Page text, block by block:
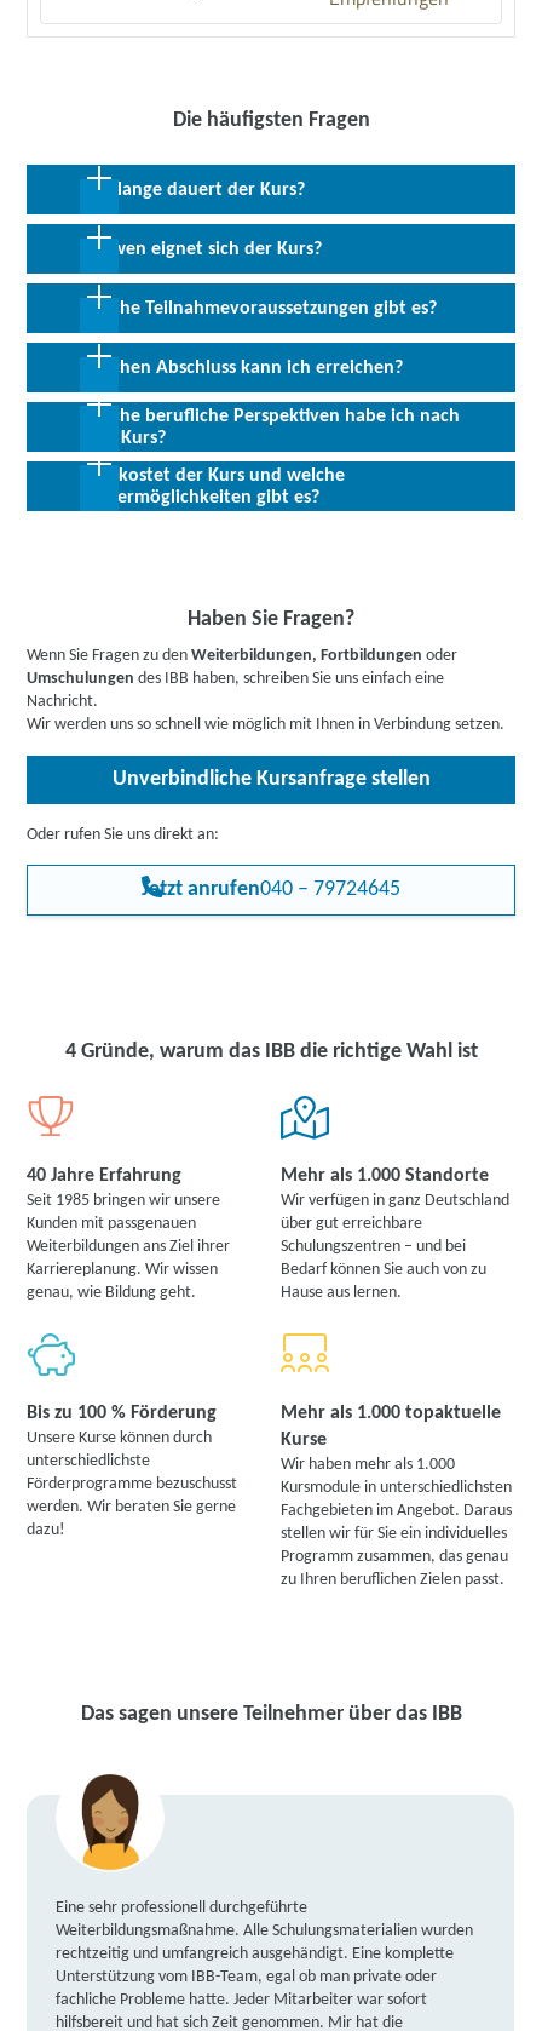
Die häufigsten Fragen
Wie lange dauert der Kurs?
1 Woche in Vollzeit; 2 Wochen in Teilzeit
Für wen eignet sich der Kurs?
Diese Weiterbildung ist für viele Zielgruppen aus allen
Berufsfeldern und Qualifikationen geeignet.
Welche Teilnahmevoraussetzungen gibt es?
Erforderlich sind PC-Grundlagen (PC-Bedienung und
Betriebssystem Microsoft® Windows) sowie Deutsch-
Grundkenntnisse (Niveau A2).
Allen Interessierten stehen wir in einem persönlichen Gespräch
zur Abklärung ihrer individuellen Teilnahmevoraussetzungen zur
Verfügung.
Welchen Abschluss kann ich erreichen?
Abschluss:Trägerinternes Zertifikat bzw.
Teilnahmebescheinigung
Welche berufliche Perspektiven habe ich nach
dem Kurs?
Nahezu jeder Büroarbeitsplatz ist mit einem PC ausgestattet.
Daher ist ein Grundverständnis für Internet-Browser zur
Was kostet der Kurs und welche
Fördermöglichkeiten gibt es?
hiergerne vorab über Förderprogramme,
Arbeitssuchende ,Berufstätige,Unternehmenoder
Rehabilitand:innen.
Haben Sie Fragen?
Wenn Sie Fragen zu denWeiterbildungen, Fortbildungen oder
Umschulungen des IBB haben, schreiben Sie uns einfach eine
Nachricht.
Wir werden uns so schnell wie möglich mit Ihnen in Verbindung setzen.
Unverbindliche Kursanfrage stellen
Oder rufen Sie uns direkt an:
Jetzt anrufen040 – 79724645
4 Gründe, warum das IBB die richtige Wahl ist
40 Jahre Erfahrung
Seit 1985 bringen wir unsere
Kunden mit passgenauen
Weiterbildungen ans Ziel ihrer
Karriereplanung. Wir wissen
genau, wie Bildung geht.
Mehr als 1.000 Standorte
Wir verfügen in ganz Deutschland
über gut erreichbare
Schulungszentren – und bei
Bedarf können Sie auch von zu
Hause aus lernen.
Bis zu 100 % Förderung
Unsere Kurse können durch
unterschiedlichste
Förderprogramme bezuschusst
werden. Wir beraten Sie gerne
dazu!
Mehr als 1.000 topaktuelle
Kurse
Wir haben mehr als 1.000
Kursmodule in unterschiedlichsten
Fachgebieten im Angebot. Daraus
stellen wir für Sie ein individuelles
Programm zusammen, das genau
zu Ihren beruflichen Zielen passt.
Das sagen unsere Teilnehmer über das IBB
Eine sehr professionell durchgeführte
Weiterbildungsmaßnahme. Alle Schulungsmaterialien wurden
rechtzeitig und umfangreich ausgehändigt. Eine komplette
Unterstützung vom IBB-Team, egal ob man private oder
fachliche Probleme hatte. Jeder Mitarbeiter war sofort
hilfsbereit und hat sich Zeit genommen. Mir hat die